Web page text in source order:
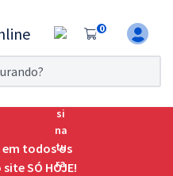
0
dias!
Exame da
em todos os
SÓ HOJE!